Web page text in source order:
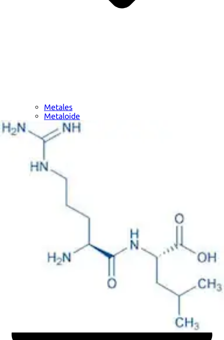
Metales
Metaloide
Metales de transición internos
Catalizadores
Tensioactivos y detergentes
Química supramolecular
Nanomateriales